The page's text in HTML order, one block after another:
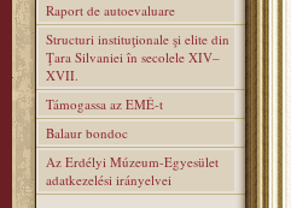
Raport de autoevaluare
Structuri instituţionale şi elite din
Ţara Silvaniei în secolele XIV–
XVII.
Támogassa az EMÉ-t
Balaur bondoc
Az Erdélyi Múzeum-Egyesület
adatkezelési irányelvei